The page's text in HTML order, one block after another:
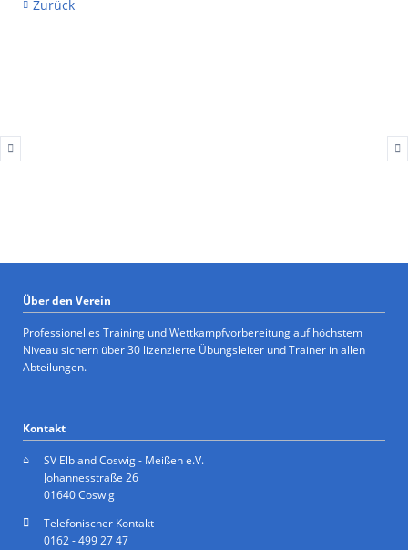
Zurück
Über den Verein
Professionelles Training und Wettkampfvorbereitung auf höchstem
Niveau sichern über 30 lizenzierte Übungsleiter und Trainer in allen
Abteilungen.
Kontakt
SV Elbland Coswig - Meißen e.V.
Johannesstraße 26
01640 Coswig
Telefonischer Kontakt
0162 - 499 27 47